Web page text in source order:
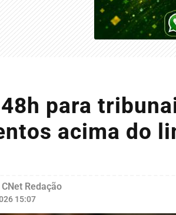
para
acima do
Redação
15:07